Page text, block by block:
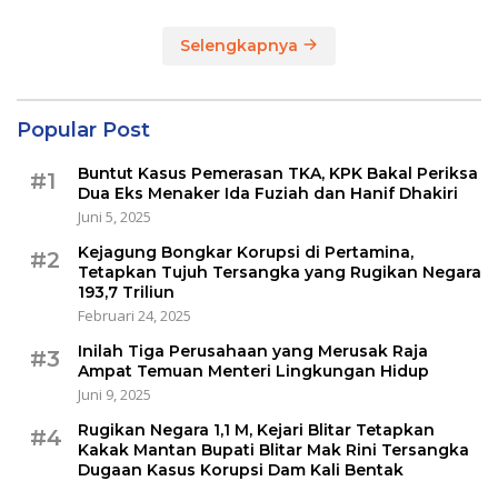
Selengkapnya
Popular Post
#1
Buntut Kasus Pemerasan TKA, KPK Bakal Periksa
Dua Eks Menaker Ida Fuziah dan Hanif Dhakiri
Juni 5, 2025
#2
Kejagung Bongkar Korupsi di Pertamina,
Tetapkan Tujuh Tersangka yang Rugikan Negara
193,7 Triliun
Februari 24, 2025
#3
Inilah Tiga Perusahaan yang Merusak Raja
Ampat Temuan Menteri Lingkungan Hidup
Juni 9, 2025
#4
Rugikan Negara 1,1 M, Kejari Blitar Tetapkan
Kakak Mantan Bupati Blitar Mak Rini Tersangka
Dugaan Kasus Korupsi Dam Kali Bentak